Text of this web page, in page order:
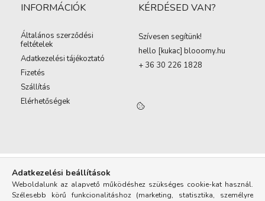
INFORMÁCIÓK
Általános szerződési
feltételek
Adatkezelési tájékoztató
Fizetés
Szállítás
Elérhetőségek
KÉRDÉSED VAN?
Szívesen segítünk!
hello [kukac] blooomy.hu
+ 36 30 226 1828
Adatkezelési beállítások
Weboldalunk az alapvető működéshez szükséges cookie-kat használ.
Szélesebb körű funkcionalitáshoz (marketing, statisztika, személyre